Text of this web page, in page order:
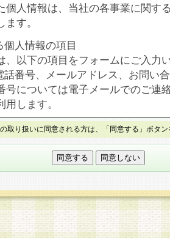
個人情報は、当社の各事業に関す
す。
個人情報の項目
、以下の項目をフォームにご入力
話番号、メールアドレス、お問い
号については電子メールでのご連
します。
認識できない方法による個人情報
は、セッション管理のためCookie
三者提供について
人情報は第三者に提供しません。
託について
り扱いを外部に委託する場合は、
の取り扱いに同意される方は、「同意する」ボタ